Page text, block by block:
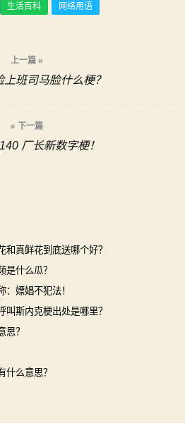
生活百科 网络用语
上一篇 »
上班司马脸什么梗？
« 下一篇
厂长新数字梗！
真鲜花到底送哪个好？
是什么瓜？
嫖娼不犯法！
斯内克梗出处是哪里？
思？
什么意思？